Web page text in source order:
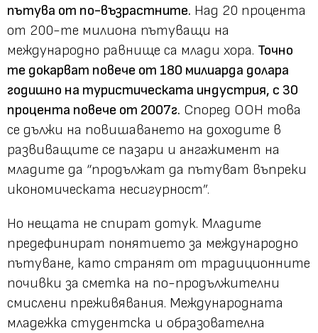
пътува от по-възрастните. Над 20 процента
от 200-те милиона пътуващи на
международно равнище са млади хора. Точно
те докарват повече от 180 милиарда долара
годишно на туристическата индустрия, с 30
процента повече от 2007г. Според ООН това
се дължи на повишаването на доходите в
развиващите се пазари и ангажимент на
младите да “продължат да пътуват въпреки
икономическата несигурност”.
Но нещата не спират дотук. Младите
предефинират понятието за международно
пътуване, като странят от традиционните
почивки за сметка на по-продължителни
смислени преживявания. Международната
младежка студентска и образователна